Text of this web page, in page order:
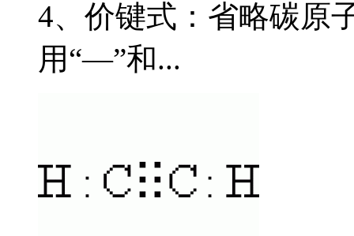
4、价键式：省略碳原
用“—”和...